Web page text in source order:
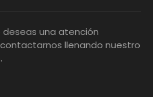
deseas una atención
llenando nuestro